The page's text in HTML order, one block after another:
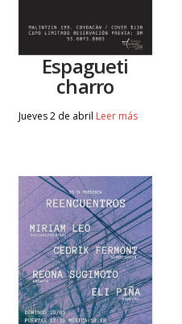
Espagueti
charro
Jueves 2 de abril Leer más